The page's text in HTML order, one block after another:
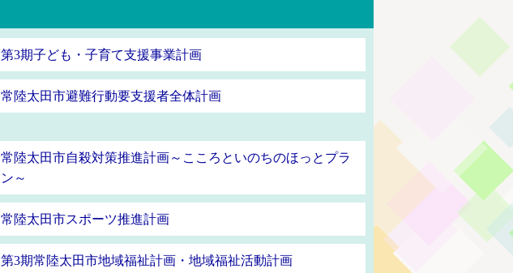
第3期子ども・子育て支援事業計画
常陸太田市避難行動要支援者全体計画
常陸太田市自殺対策推進計画～こころといのちのほっとプラ
ン～
常陸太田市スポーツ推進計画
第3期常陸太田市地域福祉計画・地域福祉活動計画